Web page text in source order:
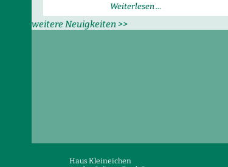
Weiterlesen …Strandfest
mit
weitere Neuigkeiten >>
Haus Kleineichen